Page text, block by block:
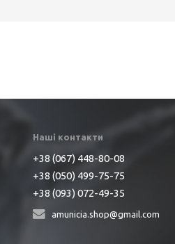
Наші контакти
+38 (067) 448-80-08
+38 (050) 499-75-75
+38 (093) 072-49-35
amunicia.shop@gmail.com